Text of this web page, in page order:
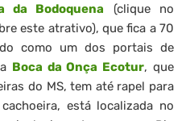
da Bodoquena (clique no
este atrativo), que fica a 70
como um dos portais de
Boca da Onça Ecotur, que
do MS, tem até rapel para
está localizada no